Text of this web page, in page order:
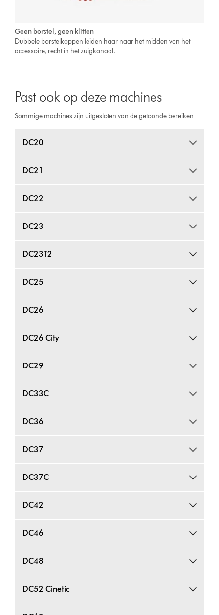
Geen borstel, geen klitten
Dubbele borstelkoppen leiden haar naar het midden van het
accessoire, recht in het zuigkanaal.
Past ook op deze machines
Sommige machines zijn uitgesloten van de getoonde bereiken
DC20
DC21
DC22
DC23
DC23T2
DC25
DC26
DC26 City
DC29
DC33C
DC36
DC37
DC37C
DC42
DC46
DC48
DC52 Cinetic